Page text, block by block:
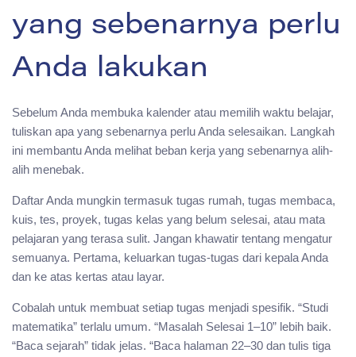
yang sebenarnya perlu
Anda lakukan
Sebelum Anda membuka kalender atau memilih waktu belajar,
tuliskan apa yang sebenarnya perlu Anda selesaikan. Langkah
ini membantu Anda melihat beban kerja yang sebenarnya alih-
alih menebak.
Daftar Anda mungkin termasuk tugas rumah, tugas membaca,
kuis, tes, proyek, tugas kelas yang belum selesai, atau mata
pelajaran yang terasa sulit. Jangan khawatir tentang mengatur
semuanya. Pertama, keluarkan tugas-tugas dari kepala Anda
dan ke atas kertas atau layar.
Cobalah untuk membuat setiap tugas menjadi spesifik. “Studi
matematika” terlalu umum. “Masalah Selesai 1–10” lebih baik.
“Baca sejarah” tidak jelas. “Baca halaman 22–30 dan tulis tiga